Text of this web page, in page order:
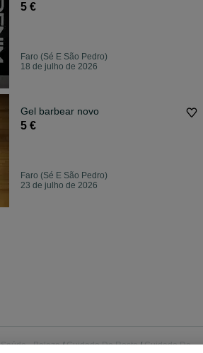
5 €
Faro (Sé E São Pedro)
18 de julho de 2026
Gel barbear novo
5 €
Faro (Sé E São Pedro)
23 de julho de 2026
Saúde - Beleza Cuidado De Rosto
Cuidado De